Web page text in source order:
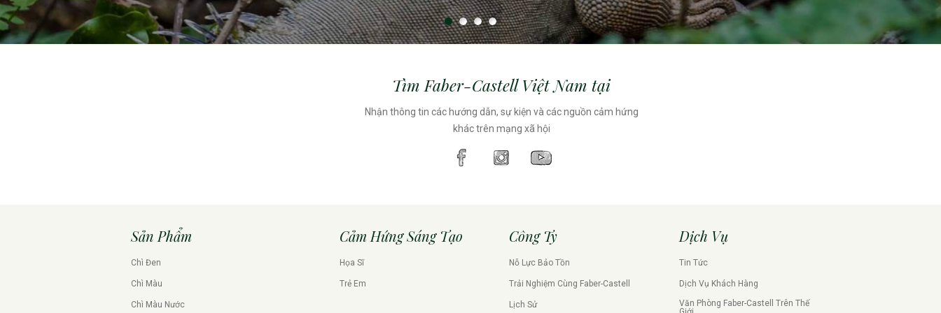
Tìm Faber-Castell Việt Nam tại
Nhận thông tin các hướng dẫn, sự kiện và các nguồn cảm hứng
khác trên mạng xã hội
Sản Phẩm
Chì Đen
Chì Màu
Chì Màu Nước
Cảm Hứng Sáng Tạo
Họa Sĩ
Trẻ Em
Công Ty
Nỗ Lực Bảo Tồn
Trải Nghiệm Cùng Faber-Castell
Lịch Sử
Dịch Vụ
Tin Tức
Dịch Vụ Khách Hàng
Văn Phòng Faber-Castell Trên Thế